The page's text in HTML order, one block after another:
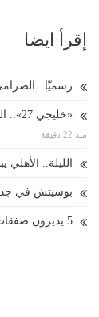
إقرأ ايضا
رسميّا..
«خليجي 27».. العراق وعُمان يدشنان البطولة.. والنهائي في «الإنماء»
منذ 22 دقيقة
الليلة..
بوسيتش في جدة.. 5 مساعدين وبيدرو أول